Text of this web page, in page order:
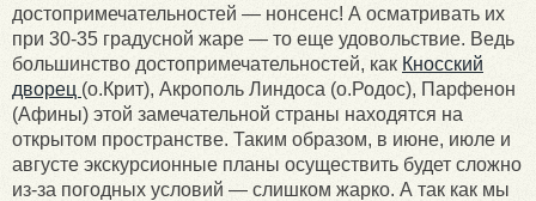
достопримечательностей — нонсенс! А осматривать их
при 30-35 градусной жаре — то еще удовольствие. Ведь
большинство достопримечательностей, как Кносский
дворец (о.Крит), Акрополь Линдоса (о.Родос), Парфенон
(Афины) этой замечательной страны находятся на
открытом пространстве. Таким образом, в июне, июле и
августе экскурсионные планы осуществить будет сложно
из-за погодных условий — слишком жарко. А так как мы